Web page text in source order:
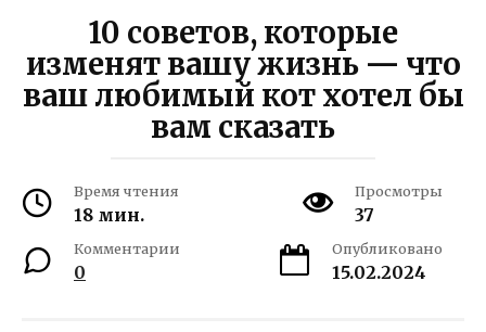
10 советов, которые
изменят вашу жизнь — что
ваш любимый кот хотел бы
вам сказать
Время чтения
18 мин.
Просмотры
37
Комментарии
0
Опубликовано
15.02.2024